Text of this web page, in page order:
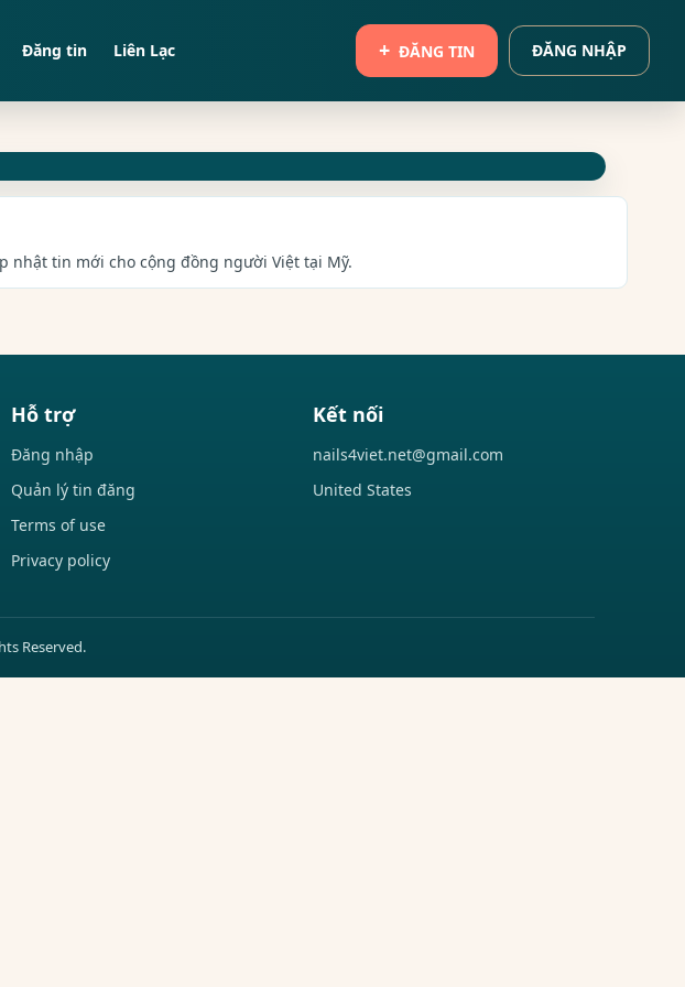
Đăng tin Liên Lạc ĐĂNG TIN ĐĂNG NHẬP
nhật tin mới cho cộng đồng người Việt tại Mỹ.
Hỗ trợ
Đăng nhập
Quản lý tin đăng
Terms of use
Privacy policy
Kết nối
nails4viet.net@gmail.com
United States
Reserved.